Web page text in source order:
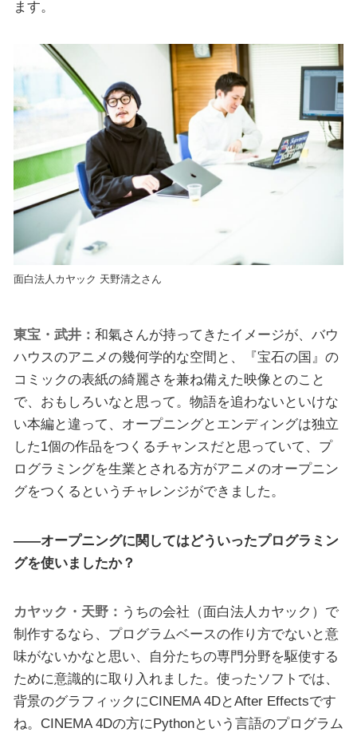
ます。
面白法人カヤック 天野清之さん
東宝・武井： 和氣さんが持ってきたイメージが、バウ
ハウスのアニメの幾何学的な空間と、『宝石の国』の
コミックの表紙の綺麗さを兼ね備えた映像とのこと
で、おもしろいなと思って。物語を追わないといけな
い本編と違って、オープニングとエンディングは独立
した1個の作品をつくるチャンスだと思っていて、プ
ログラミングを生業とされる方がアニメのオープニン
グをつくるというチャレンジができました。
――オープニングに関してはどういったプログラミン
グを使いましたか？
カヤック・天野： うちの会社（面白法人カヤック）で
制作するなら、プログラムベースの作り方でないと意
味がないかなと思い、自分たちの専門分野を駆使する
ために意識的に取り入れました。使ったソフトでは、
背景のグラフィックにCINEMA 4DとAfter Effectsです
ね。CINEMA 4Dの方にPythonという言語のプログラム